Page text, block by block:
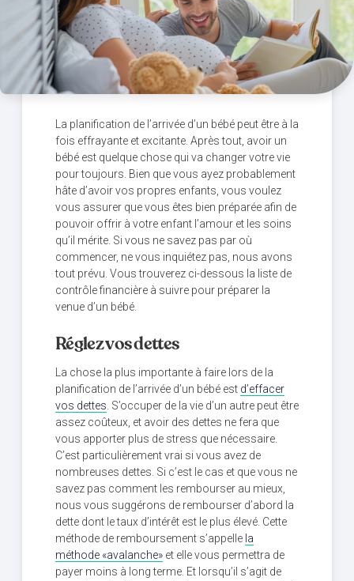
La planification de l’arrivée d’un bébé peut être à la
fois effrayante et excitante. Après tout, avoir un
bébé est quelque chose qui va changer votre vie
pour toujours. Bien que vous ayez probablement
hâte d’avoir vos propres enfants, vous voulez
vous assurer que vous êtes bien préparée afin de
pouvoir offrir à votre enfant l’amour et les soins
qu’il mérite. Si vous ne savez pas par où
commencer, ne vous inquiétez pas, nous avons
tout prévu. Vous trouverez ci-dessous la liste de
contrôle financière à suivre pour préparer la
venue d’un bébé.
Réglez vos dettes
La chose la plus importante à faire lors de la
planification de l’arrivée d’un bébé est d’effacer
vos dettes. S’occuper de la vie d’un autre peut être
assez coûteux, et avoir des dettes ne fera que
vous apporter plus de stress que nécessaire.
C’est particulièrement vrai si vous avez de
nombreuses dettes. Si c’est le cas et que vous ne
savez pas comment les rembourser au mieux,
nous vous suggérons de rembourser d’abord la
dette dont le taux d’intérêt est le plus élevé. Cette
méthode de remboursement s’appelle la
méthode «avalanche» et elle vous permettra de
payer moins à long terme. Et lorsqu’il s’agit de